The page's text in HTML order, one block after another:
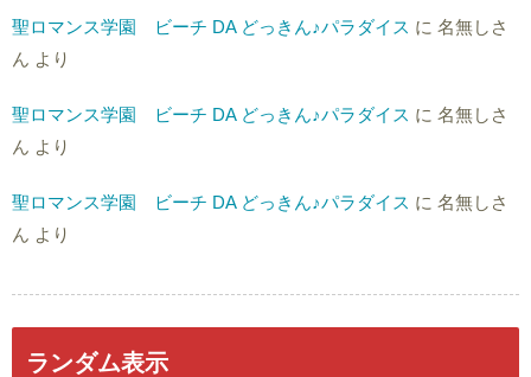
聖ロマンス学園 ビーチ DA どっきん♪パラダイス に 名無しさ
ん より
聖ロマンス学園 ビーチ DA どっきん♪パラダイス に 名無しさ
ん より
聖ロマンス学園 ビーチ DA どっきん♪パラダイス に 名無しさ
ん より
ランダム表示